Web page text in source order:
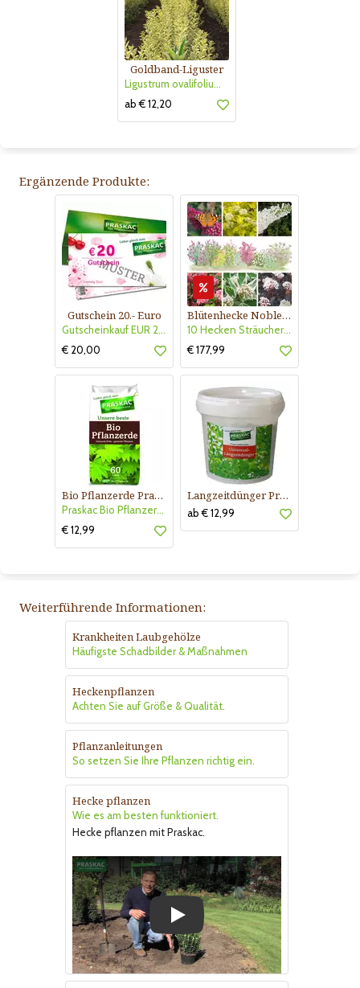
Goldband-Liguster
Ligustrum ovalifolium 'Aureum'
ab € 12,20
Ergänzende Produkte:
Gutschein 20.- Euro
Gutscheinkauf EUR 20.-
€ 20,00
Blütenhecke Nobless-Kollektion Nr. 402
10 Hecken Sträucher - für 10 lfm Blütenhecke - Blühend März - Oktober
€ 177,99
Bio Pflanzerde Praskac
Praskac Bio Pflanzerde
€ 12,99
Langzeitdünger Praskac
ab € 12,99
Weiterführende Informationen:
Krankheiten Laubgehölze
Häufigste Schadbilder & Maßnahmen
Heckenpflanzen
Achten Sie auf Größe & Qualität.
Pflanzanleitungen
So setzen Sie Ihre Pflanzen richtig ein.
Hecke pflanzen
Wie es am besten funktioniert.
Hecke pflanzen mit Praskac.
Play